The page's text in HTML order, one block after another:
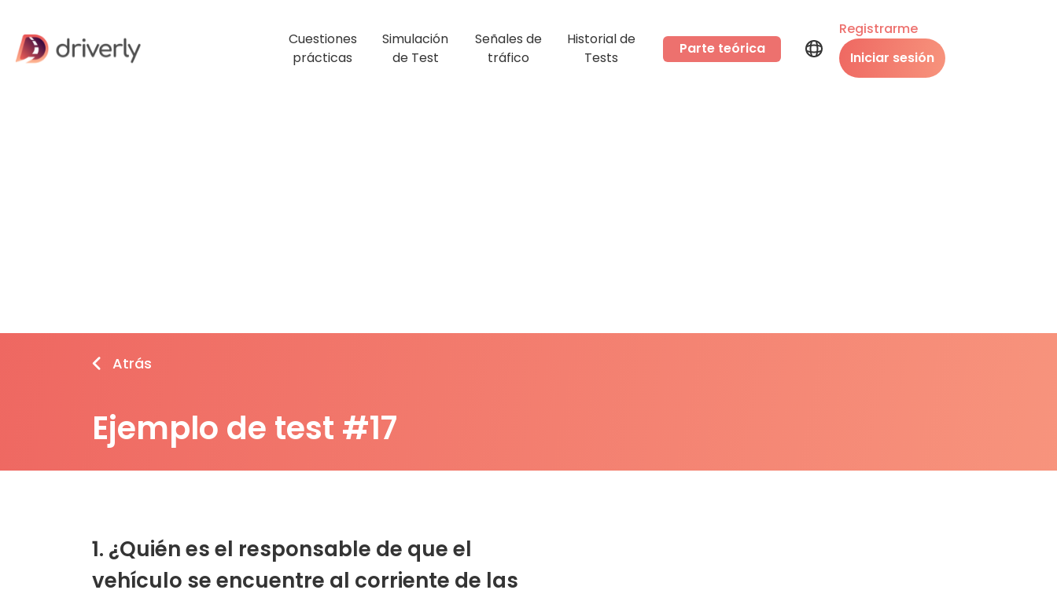
Cuestiones
prácticas
Simulación
de Test
Señales de
tráfico
Historial de
Tests
Parte teórica
Registrarme
Iniciar sesión
Atrás
Ejemplo de test #17
1. ¿Quién es el responsable de que el
vehículo se encuentre al corriente de las